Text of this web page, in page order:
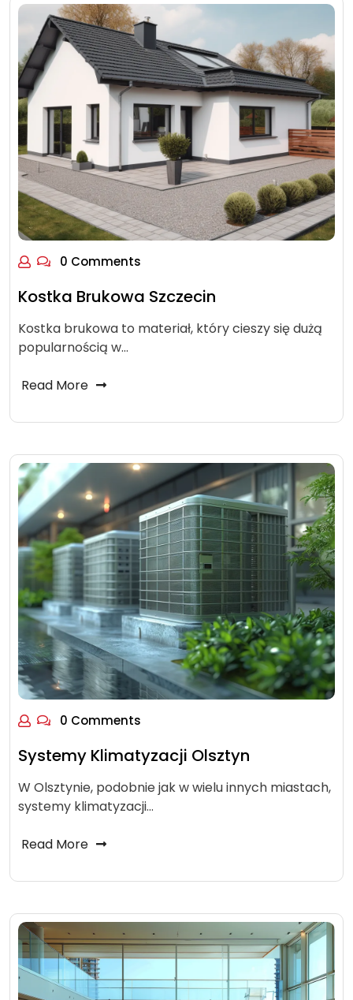
0 Comments
Kostka Brukowa Szczecin
Kostka brukowa to materiał, który cieszy się dużą
popularnością w…
Read More
0 Comments
Systemy Klimatyzacji Olsztyn
W Olsztynie, podobnie jak w wielu innych miastach,
systemy klimatyzacji…
Read More